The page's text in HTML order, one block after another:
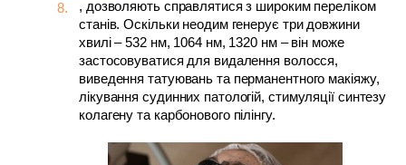
, дозволяють справлятися з широким переліком
станів. Оскільки неодим генерує три довжини
хвилі – 532 нм, 1064 нм, 1320 нм – він може
застосовуватися для видалення волосся,
виведення татуювань та перманентного макіяжу,
лікування судинних патологій, стимуляції синтезу
колагену та карбонового пілінгу.